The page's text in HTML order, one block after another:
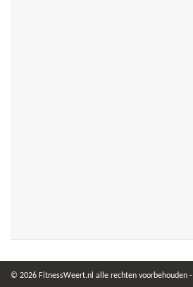
© 2026 FitnessWeert.nl alle rechten voorbehouden -